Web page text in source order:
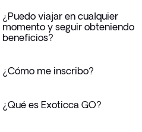
¿Puedo viajar en cualquier
momento y seguir obteniendo
beneficios?
¿Cómo me inscribo?
¿Qué es Exoticca GO?